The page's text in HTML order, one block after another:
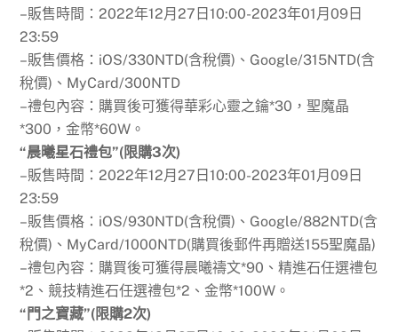
–販售時間：2022年12月27日10:00-2023年01月09日
23:59
–販售價格：iOS/330NTD(含稅價)、Google/315NTD(含
稅價)、MyCard/300NTD
–禮包內容：購買後可獲得華彩心靈之鑰*30，聖魔晶
*300，金幣*60W。
“晨曦星石禮包”(限購3次)
–販售時間：2022年12月27日10:00-2023年01月09日
23:59
–販售價格：iOS/930NTD(含稅價)、Google/882NTD(含
稅價)、MyCard/1000NTD(購買後郵件再贈送155聖魔晶)
–禮包內容：購買後可獲得晨曦禱文*90、精進石任選禮包
*2、競技精進石任選禮包*2、金幣*100W。
“門之寶藏”(限購2次)